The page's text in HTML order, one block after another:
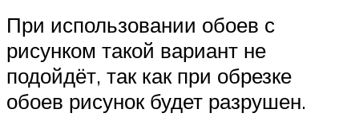
При использовании обоев с
рисунком такой вариант не
подойдёт, так как при обрезке
обоев рисунок будет разрушен.